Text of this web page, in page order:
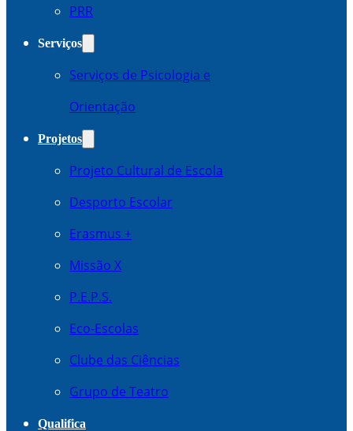
PRR
Serviços
Serviços de Psicologia e
Orientação
Projetos
Projeto Cultural de Escola
Desporto Escolar
Erasmus +
Missão X
P.E.P.S.
Eco-Escolas
Clube das Ciências
Grupo de Teatro
Qualifica